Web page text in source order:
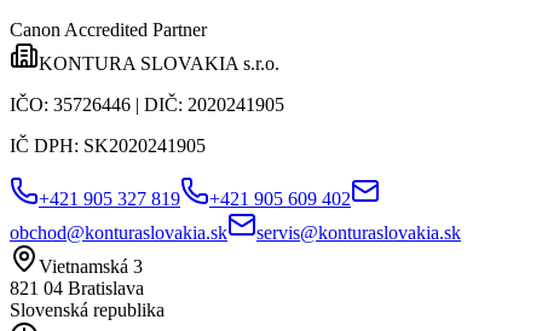
Canon Accredited Partner
KONTURA SLOVAKIA s.r.o.
IČO: 35726446 | DIČ: 2020241905
IČ DPH: SK2020241905
+421 905 327 819
+421 905 609 402
obchod@konturaslovakia.sk
servis@konturaslovakia.sk
Vietnamská 3
821 04 Bratislava
Slovenská republika